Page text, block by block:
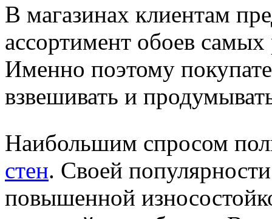
В магазинах клиентам
ассортимент обоев
Именно поэтому
взвешивать и
Наибольшим спросом
стен. Своей
повышенной